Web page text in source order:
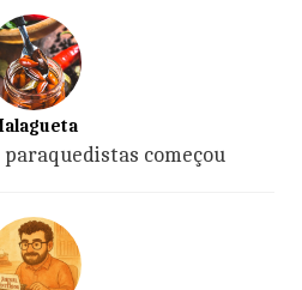
começou